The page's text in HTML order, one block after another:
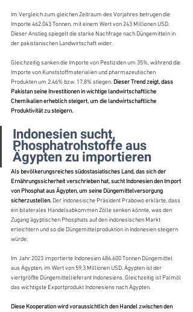
Im Vergleich zum gleichen Zeitraum des Vorjahres betrugen die
Importe 462.043 Tonnen, mit einem Wert von 243 Millionen USD.
Dieser Anstieg spiegelt die starke Nachfrage nach Düngemitteln in
der pakistanischen Landwirtschaft wider.
Gleichzeitig sanken die Importe von Pestiziden um 35%, während die
Importe von Kunststoffmaterialien und pharmazeutischen
Produkten um 2,46% bzw. 17,8% stiegen. Dieser Trend zeigt, dass
Pakistan seine Investitionen in wichtige landwirtschaftliche
Chemikalien erheblich steigert, um die landwirtschaftliche
Produktivität zu steigern.
Indonesien sucht,
Phosphatrohstoffe aus
Ägypten zu importieren
Als bevölkerungsreiches südostasiatisches Land, das sich der
Ernährungssicherheit verschrieben hat, sucht Indonesien den Import
von Phosphat aus Ägypten, um seine Düngemittelversorgung
sicherzustellen. Der indonesische Präsident Prabowo erklärte, dass
ein bilaterales Handelsabkommen Zölle senken könnte, was den
Zugang ägyptischen Phosphats auf den indonesischen Markt
erleichtern und so die Düngemittelproduktion in Indonesien steigern
würde.
Im Jahr 2023 importierte Indonesien 486.600 Tonnen Düngemittel
aus Ägypten, im Wert von 59,3 Millionen USD. Ägypten ist der
viertgrößte Düngemittellieferant Indonesiens. Gleichzeitig ist Palmöl
das wichtigste Exportprodukt Indonesiens nach Ägypten.
Diese Kooperation wird voraussichtlich den Handel zwischen den